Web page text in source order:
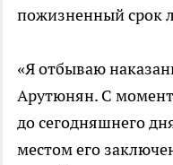
пожизненный срок
«Я отбываю
Арутюнян. С
до сегодняшнего
местом его